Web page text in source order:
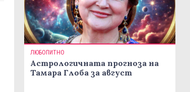
ЛЮБОПИТНО
Астрологичната прогноза на
Тамара Глоба за август